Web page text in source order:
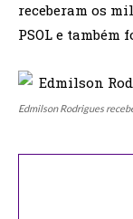
receberam os
PSOL e também
Edmilson Rodrigues